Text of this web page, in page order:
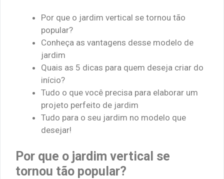
Por que o jardim vertical se tornou tão
popular?
Conheça as vantagens desse modelo de
jardim
Quais as 5 dicas para quem deseja criar do
início?
Tudo o que você precisa para elaborar um
projeto perfeito de jardim
Tudo para o seu jardim no modelo que
desejar!
Por que o jardim vertical se
tornou tão popular?